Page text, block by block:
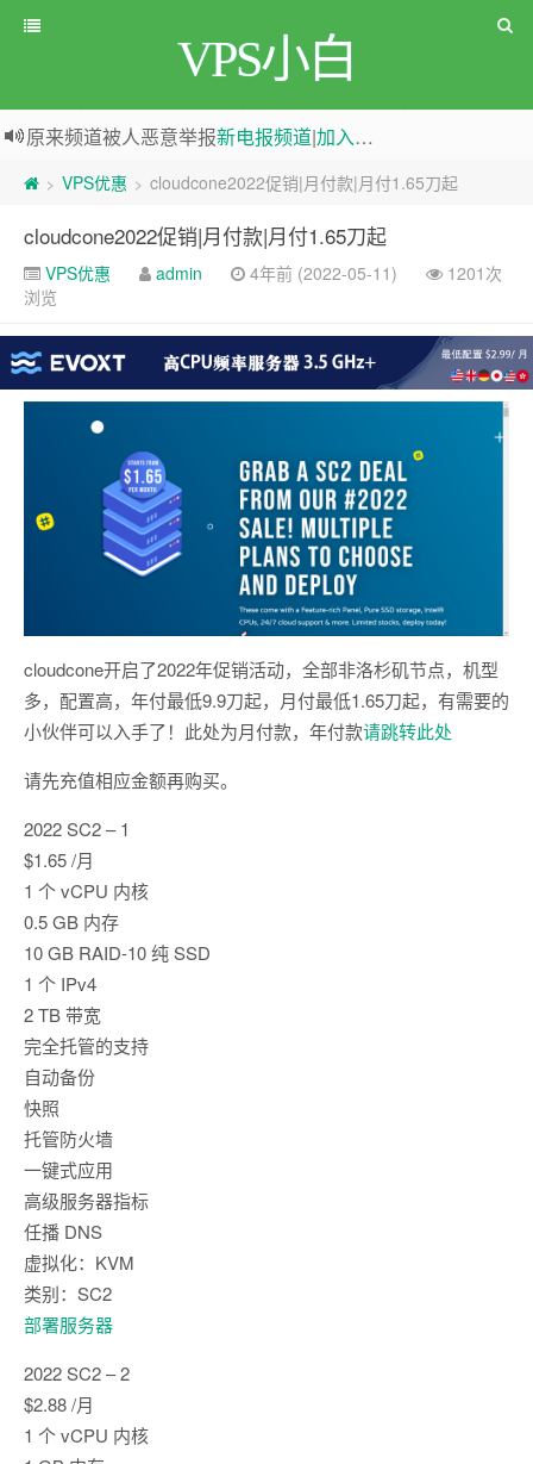
VPS小白
原来频道被人恶意举报新电报频道|加入电报群
greenwebpage|香港|日本|新加坡|美国等多地vps测评|移动直连|1Gbps带宽|年付€29
> VPS优惠 > cloudcone2022促销|月付款|月付1.65刀起
cloudcone2022促销|月付款|月付1.65刀起
VPS优惠 admin 4年前 (2022-05-11)
1201次
浏览
cloudcone开启了2022年促销活动，全部非洛杉矶节点，机型
多，配置高，年付最低9.9刀起，月付最低1.65刀起，有需要的
小伙伴可以入手了！此处为月付款，年付款请跳转此处
请先充值相应金额再购买。
2022 SC2 – 1
$1.65 /月
1 个 vCPU 内核
0.5 GB 内存
10 GB RAID-10 纯 SSD
1 个 IPv4
2 TB 带宽
完全托管的支持
自动备份
快照
托管防火墙
一键式应用
高级服务器指标
任播 DNS
虚拟化：KVM
类别：SC2
部署服务器
2022 SC2 – 2
$2.88 /月
1 个 vCPU 内核